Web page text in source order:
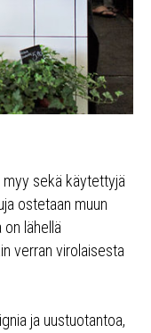
myy sekä käytettyjä
ostetaan muun
lähellä
verran virolaisesta
ja uustuotantoa,